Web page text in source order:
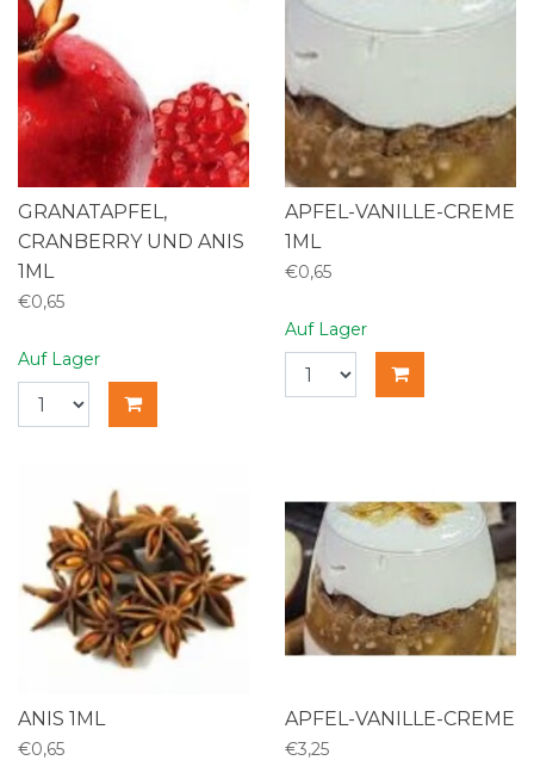
GRANATAPFEL,
CRANBERRY UND ANIS
1ML
€0,65
Auf Lager
APFEL-VANILLE-CREME
1ML
€0,65
Auf Lager
ANIS 1ML
€0,65
APFEL-VANILLE-CREME
€3,25